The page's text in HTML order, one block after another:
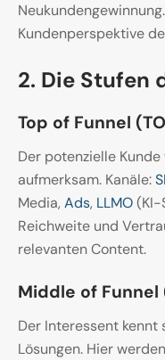
Kundenperspektive
2. Die Stufen
Top of Funnel
Der potenzielle
aufmerksam. Kanäle:
Media, Ads, LLMO(KI-
Reichweite und
relevanten Content.
Middle of Funnel
Der Interessent kennt
Lösungen. Hier